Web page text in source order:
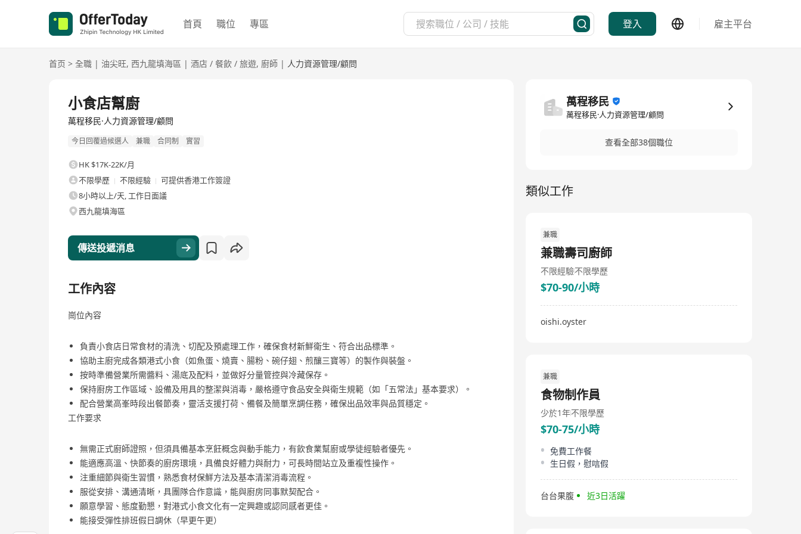
首頁 職位 專區 登入 雇主平台
首页 > 全職 | 油尖旺, 西九龍填海區 | 酒店 / 餐飲 / 旅遊, 廚師 | 人力資源管理/顧問
小食店幫廚
萬程移民·人力資源管理/顧問
今日回覆過候選人 兼職 合同制 實習
HK $17K-22K/月
不限學歷
不限經驗
可提供香港工作簽證
8小時以上/天, 工作日面議
西九龍填海區
傳送投遞消息
工作內容
崗位內容
負責小食店日常食材的清洗、切配及預處理工作，確保食材新鮮衛生、符合出品標準。
協助主廚完成各類港式小食（如魚蛋、燒賣、腸粉、碗仔翅、煎釀三寶等）的製作與裝盤。
按時準備營業所需醬料、湯底及配料，並做好分量管控與冷藏保存。
保持廚房工作區域、設備及用具的整潔與消毒，嚴格遵守食品安全與衛生規範（如「五常法」基本要求）。
配合營業高峯時段出餐節奏，靈活支援打荷、備餐及簡單烹調任務，確保出品效率與品質穩定。
工作要求
無需正式廚師證照，但須具備基本烹飪概念與動手能力，有飲食業幫廚或學徒經驗者優先。
能適應高溫、快節奏的廚房環境，具備良好體力與耐力，可長時間站立及重複性操作。
注重細節與衛生習慣，熟悉食材保鮮方法及基本清潔消毒流程。
服從安排、溝通清晰，具團隊合作意識，能與廚房同事默契配合。
願意學習、態度勤懇，對港式小食文化有一定興趣或認同感者更佳。
能接受彈性排班假日調休（早更午更）
萬程移民
萬程移民·人力資源管理/顧問
查看全部38個職位
類似工作
兼職
兼職壽司廚師
不限經驗不限學歷
$70-90/小時
oishi.oyster
兼職
食物制作員
少於1年不限學歷
$70-75/小時
免費工作餐
生日假，慰唁假
台台果腹 近3日活躍